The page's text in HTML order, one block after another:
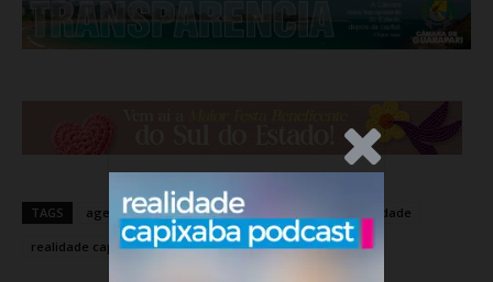
TAGS agenda bruno havengar realidade
realidade capixaba realidadecapixaba viana